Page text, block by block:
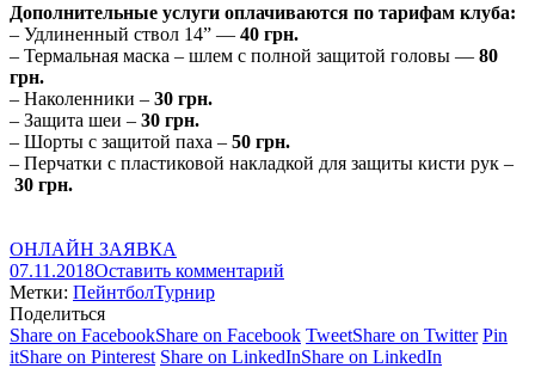
Дополнительные услуги оплачиваются по тарифам клуба:
– Удлиненный ствол 14” — 40 грн.
– Термальная маска – шлем с полной защитой головы — 80
грн.
– Наколенники – 30 грн.
– Защита шеи – 30 грн.
– Шорты с защитой паха – 50 грн.
– Перчатки с пластиковой накладкой для защиты кисти рук –
30 грн.
ОНЛАЙН ЗАЯВКА
07.11.2018Оставить комментарий
Метки: ПейнтболТурнир
Поделиться
Share on FacebookShare on Facebook TweetShare on Twitter Pin
itShare on Pinterest Share on LinkedInShare on LinkedIn